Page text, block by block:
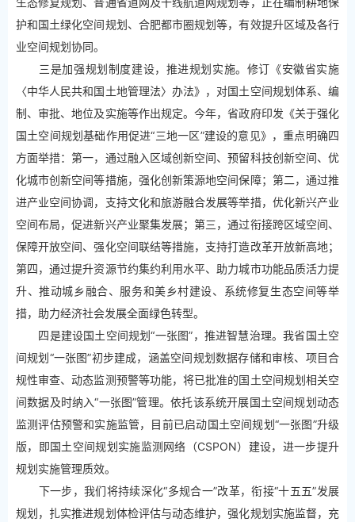
护和国土绿化空间规划、合肥都市圈规划等，有效提升区域及各行
业空间规划协同。
三是加强规划制度建设，推进规划实施。修订《安徽省实施
〈中华人民共和国土地管理法〉办法》，对国土空间规划体系、编
制、审批、地位及实施等作出规定。今年，省政府印发《关于强化
国土空间规划基础作用促进“三地一区”建设的意见》，重点明确四
方面举措：第一，通过融入区域创新空间、预留科技创新空间、优
化城市创新空间等措施，强化创新策源地空间保障；第二，通过推
进产业空间协调，支持文化和旅游融合发展等举措，优化新兴产业
空间布局，促进新兴产业聚集发展；第三，通过衔接跨区域空间、
保障开放空间、强化空间联结等措施，支持打造改革开放新高地；
第四，通过提升资源节约集约利用水平、助力城市功能品质活力提
升、推动城乡融合、服务和美乡村建设、系统修复生态空间等举
措，助力经济社会发展全面绿色转型。
四是建设国土空间规划“一张图”，推进智慧治理。我省国土空
间规划“一张图”初步建成，涵盖空间规划数据存储和审核、项目合
规性审查、动态监测预警等功能，将已批准的国土空间规划相关空
间数据及时纳入“一张图”管理。依托该系统开展国土空间规划动态
监测评估预警和实施监管，目前已启动国土空间规划“一张图”升级
版，即国土空间规划实施监测网络（CSPON）建设，进一步提升
规划实施管理质效。
下一步，我们将持续深化“多规合一”改革，衔接“十五五”发展
规划，扎实推进规划体检评估与动态维护，强化规划实施监督，充